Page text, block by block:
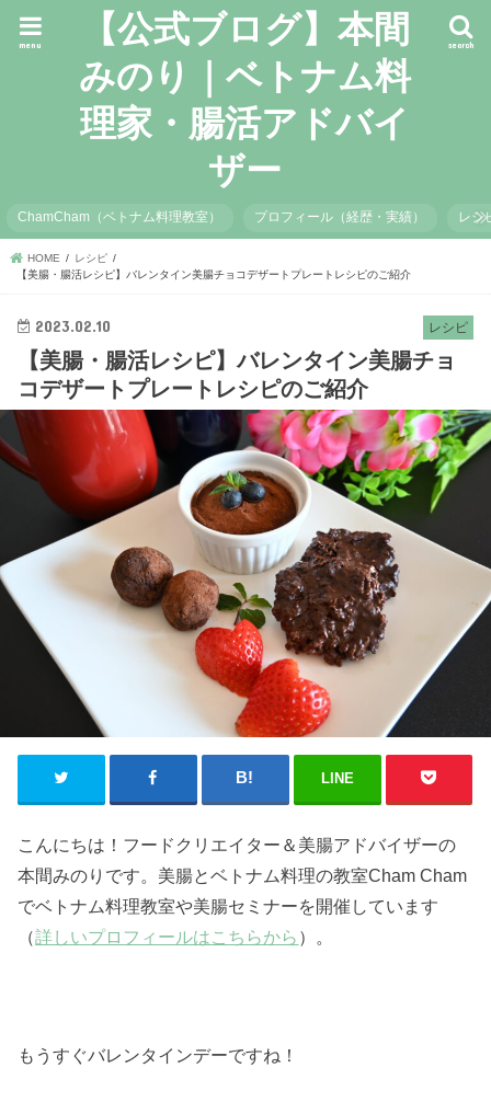
【公式ブログ】本間
みのり｜ベトナム料
理家・腸活アドバイ
ザー
search
menu
ChamCham（ベトナム料理教室） プロフィール（経歴・実績） レシ
HOME
レシピ
【美腸・腸活レシピ】バレンタイン美腸チョコデザートプレートレシピのご紹介
レシピ
2023.02.10
【美腸・腸活レシピ】バレンタイン美腸チョ
コデザートプレートレシピのご紹介
LINE
こんにちは！フードクリエイター＆美腸アドバイザーの
本間みのりです。美腸とベトナム料理の教室Cham Cham
でベトナム料理教室や美腸セミナーを開催しています
（詳しいプロフィールはこちらから ）。
もうすぐバレンタインデーですね！